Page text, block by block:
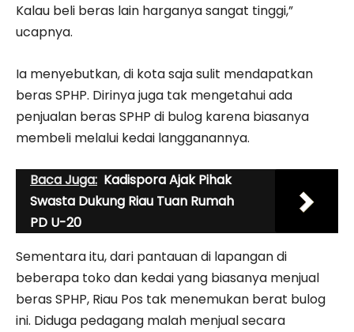
Kalau beli beras lain harganya sangat tinggi,”
ucapnya.
Ia menyebutkan, di kota saja sulit mendapatkan
beras SPHP. Dirinya juga tak mengetahui ada
penjualan beras SPHP di bulog karena biasanya
membeli melalui kedai langganannya.
Baca Juga: Kadispora Ajak Pihak
Swasta Dukung Riau Tuan Rumah
PD U-20
Sementara itu, dari pantauan di lapangan di
beberapa toko dan kedai yang biasanya menjual
beras SPHP, Riau Pos tak menemukan berat bulog
ini. Diduga pedagang malah menjual secara